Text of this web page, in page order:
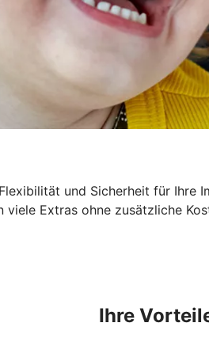
und Sicherheit für
Extras ohne zusätzliche
Ihre